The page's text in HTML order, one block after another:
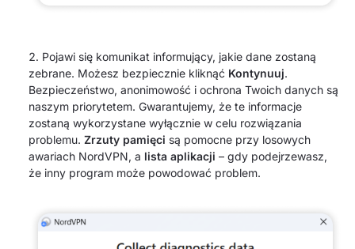
Pojawi się komunikat informujący, jakie dane zostaną
zebrane. Możesz bezpiecznie kliknąć Kontynuuj.
Bezpieczeństwo, anonimowość i ochrona Twoich danych są
naszym priorytetem. Gwarantujemy, że te informacje
zostaną wykorzystane wyłącznie w celu rozwiązania
problemu. Zrzuty pamięci są pomocne przy losowych
awariach NordVPN, a lista aplikacji – gdy podejrzewasz,
że inny program może powodować problem.